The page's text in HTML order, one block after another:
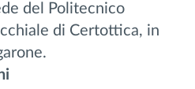
del Politecnico
di Certottica, in